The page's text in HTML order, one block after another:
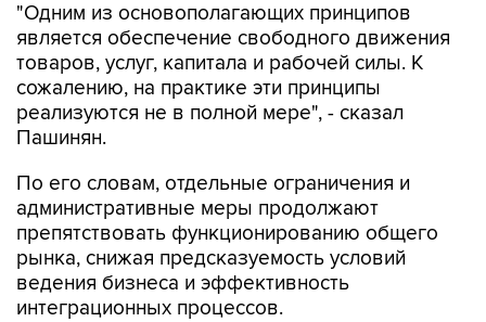
"Одним из основополагающих принципов
является обеспечение свободного движения
товаров, услуг, капитала и рабочей силы. К
сожалению, на практике эти принципы
реализуются не в полной мере", - сказал
Пашинян.
По его словам, отдельные ограничения и
административные меры продолжают
препятствовать функционированию общего
рынка, снижая предсказуемость условий
ведения бизнеса и эффективность
интеграционных процессов.